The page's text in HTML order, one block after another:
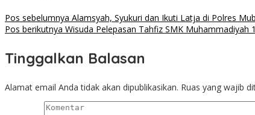
Pos sebelumnya Alamsyah, Syukuri dan Ikuti Latja di Polres
Pos berikutnya Wisuda Pelepasan Tahfiz SMK Muhammadiyah
Tinggalkan Balasan
Alamat email Anda tidak akan dipublikasikan. Ruas yang wajib